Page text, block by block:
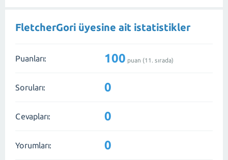
FletcherGori üyesine ait istatistikler
Puanları: 100 puan (11 . sırada)
Soruları: 0
Cevapları: 0
Yorumları: 0